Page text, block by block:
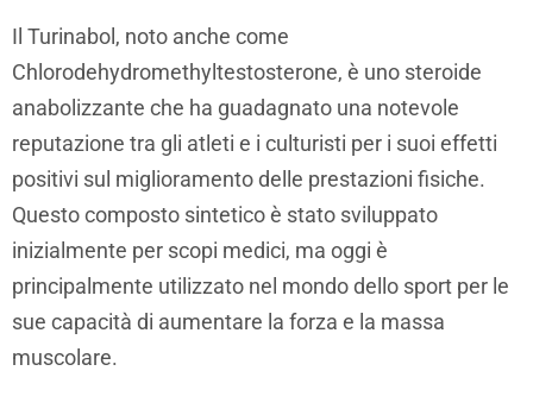
Il Turinabol, noto anche come
Chlorodehydromethyltestosterone, è uno steroide
anabolizzante che ha guadagnato una notevole
reputazione tra gli atleti e i culturisti per i suoi effetti
positivi sul miglioramento delle prestazioni fisiche.
Questo composto sintetico è stato sviluppato
inizialmente per scopi medici, ma oggi è
principalmente utilizzato nel mondo dello sport per le
sue capacità di aumentare la forza e la massa
muscolare.